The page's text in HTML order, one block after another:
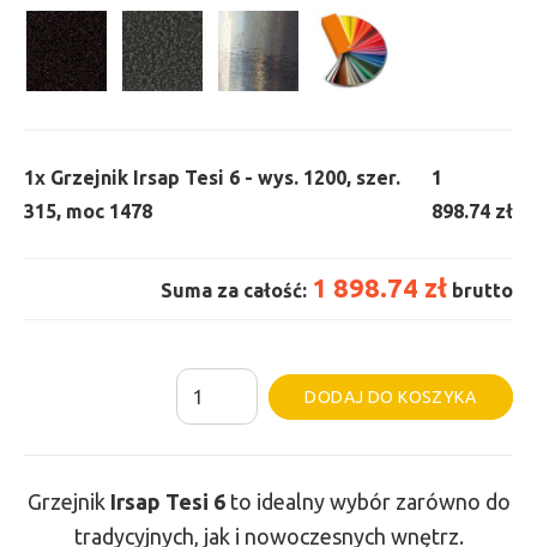
1x Grzejnik Irsap Tesi 6 - wys. 1200, szer.
315, moc 1478
1
898.74 zł
Suma za całość: 1 898.74 zł brutto
ilość
Grzejnik
DODAJ DO KOSZYKA
Grzejnik Irsap Tesi 6to idealny wybór zarówno do
tradycyjnych, jak i nowoczesnych wnętrz.